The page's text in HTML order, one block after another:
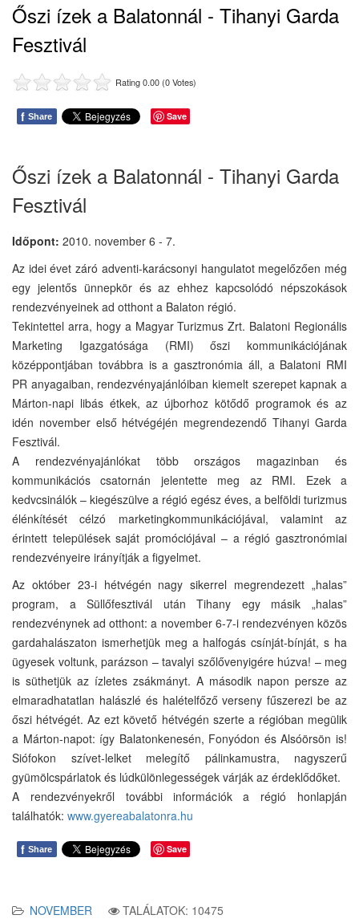
Őszi ízek a Balatonnál - Tihanyi Garda
Fesztivál
Rating 0.00 (0 Votes)
f Share Save
Őszi ízek a Balatonnál - Tihanyi Garda
Fesztivál
Időpont: 2010. november 6 - 7.
Az idei évet záró adventi-karácsonyi hangulatot megelőzően még
egy jelentős ünnepkör és az ehhez kapcsolódó népszokások
rendezvényeinek ad otthont a Balaton régió.
Tekintettel arra, hogy a Magyar Turizmus Zrt. Balatoni Regionális
Marketing Igazgatósága (RMI) őszi kommunikációjának
középpontjában továbbra is a gasztronómia áll, a Balatoni RMI
PR anyagaiban, rendezvényajánlóiban kiemelt szerepet kapnak a
Márton-napi libás étkek, az újborhoz kötődő programok és az
idén november első hétvégéjén megrendezendő Tihanyi Garda
Fesztivál.
A rendezvényajánlókat több országos magazinban és
kommunikációs csatornán jelentette meg az RMI. Ezek a
kedvcsinálók – kiegészülve a régió egész éves, a belföldi turizmus
élénkítését célzó marketingkommunikációjával, valamint az
érintett települések saját promóciójával – a régió gasztronómiai
rendezvényeire irányítják a figyelmet.
Az október 23-i hétvégén nagy sikerrel megrendezett „halas”
program, a Süllőfesztivál után Tihany egy másik „halas”
rendezvénynek ad otthont: a november 6-7-i rendezvényen közös
gardahalászaton ismerhetjük meg a halfogás csínját-bínját, s ha
ügyesek voltunk, parázson – tavalyi szőlővenyigére húzva! – meg
is süthetjük az ízletes zsákmányt. A második napon persze az
elmaradhatatlan halászlé és halételfőző verseny fűszerezi be az
őszi hétvégét. Az ezt követő hétvégén szerte a régióban megülik
a Márton-napot: így Balatonkenesén, Fonyódon és Alsóörsön is!
Siófokon szívet-lelket melegítő pálinkamustra, nagyszerű
gyümölcspárlatok és lúdkülönlegességek várják az érdeklődőket.
A rendezvényekről további információk a régió honlapján
találhatók: www.gyereabalatonra.hu
f Share Save
NOVEMBER TALÁLATOK: 10475